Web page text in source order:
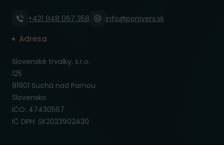
+421 948 067 358 info@poniveni.sk
Adresa
Slovenské trvalky, s.r.o.
125
91901 Suchá nad Parnou
Slovensko
IČO: 47430567
IČ DPH: SK2023902430